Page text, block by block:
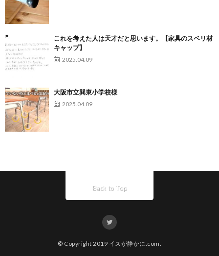
これを考えた人は天才だと思います。【家具のスベリ材
キャップ】
2025.04.09
大阪市立巽東小学校様
2025.04.09
Back to Top
© Copyright 2019 イスが静かに.com